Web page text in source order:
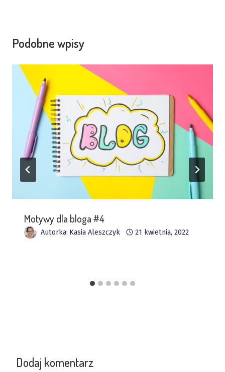
Podobne wpisy
Motywy dla bloga #4
Autorka: Kasia Aleszczyk 21 kwietnia, 2022
Dodaj komentarz